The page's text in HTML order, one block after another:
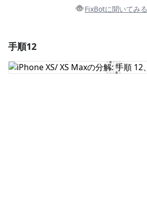
FixBotに聞いてみる
コメントを追加
手順12